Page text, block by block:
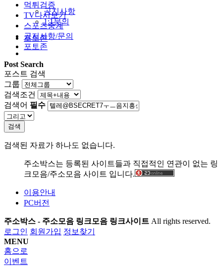
공지사항
1:1문의
포토존
먹튀검증
TV다시보기
스포츠중계
공지사항/문의
포토존
Post Search
포스트 검색
그룹
검색조건
검색어 필수
검색
검색된 자료가 하나도 없습니다.
주소박스는 등록된 사이트들과 직접적인 연관이 없는 링
크모음/주소모음 사이트 입니다.
이용안내
PC버전
주소박스 - 주소모음 링크모음 링크사이트 All rights reserved.
로그인 회원가입 정보찾기
MENU
홈으로
이벤트